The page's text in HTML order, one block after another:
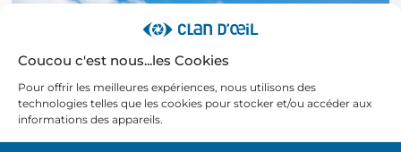
Coucou c'est nous...les Cookies
Pour offrir les meilleures expériences, nous utilisons des
technologies telles que les cookies pour stocker et/ou accéder aux
informations des appareils.